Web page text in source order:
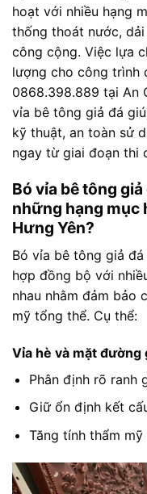
hoạt với nhiều hạng
thống thoát nước, dải
công cộng. Việc lựa
lượng cho công trình
0868.398.889 tại An
vỉa bê tông giả đá
kỹ thuật, an toàn sử
ngay từ giai đoạn thi
Bó vỉa bê tông
những hạng mục
Hưng Yên?
Bó vỉa bê tông giả
hợp đồng bộ với
nhau nhằm đảm bảo
mỹ tổng thể. Cụ thể:
Vỉa hè và mặt đường
Phân định rõ ranh
Giữ ổn định kết
Tăng tính thẩm